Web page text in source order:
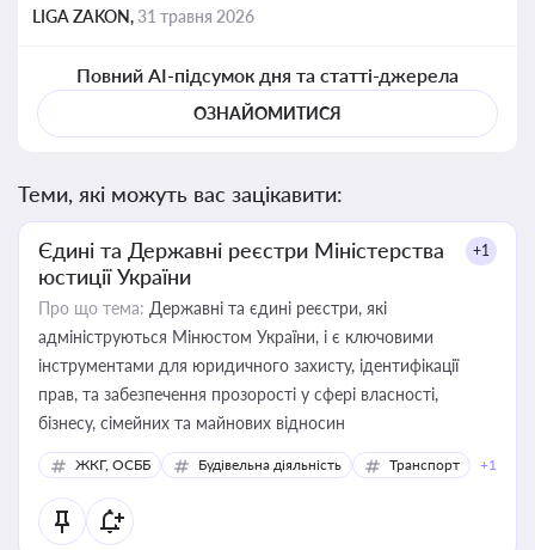
LIGA ZAKON,31 травня 2026
Повний AI-підсумок дня та статті-джерела
ОЗНАЙОМИТИСЯ
Теми, які можуть вас зацікавити:
Єдині та Державні реєстри Міністерства
юстиції України
+1
Про що тема: Державні та єдині реєстри, які
адмініструються Мінюстом України, і є ключовими
інструментами для юридичного захисту, ідентифікації
прав, та забезпечення прозорості у сфері власності,
бізнесу, сімейних та майнових відносин
ЖКГ, ОСББ Будівельна діяльність Транспорт +1